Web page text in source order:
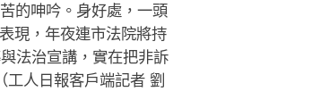
的呻吟。身好處，一頭
現，年夜連市法院將持
法治宣講，實在把非訴
人日報客戶端記者 劉